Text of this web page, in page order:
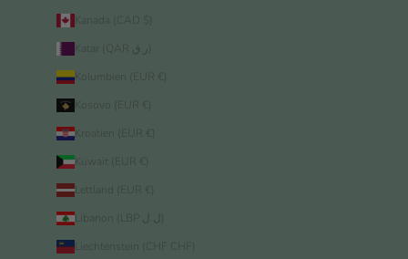
Kanada (CAD $)
Kolumbien (EUR €)
Kroatien (EUR €)
Kuwait (EUR €)
Lettland (EUR €)
Liechtenstein (CHF CHF)